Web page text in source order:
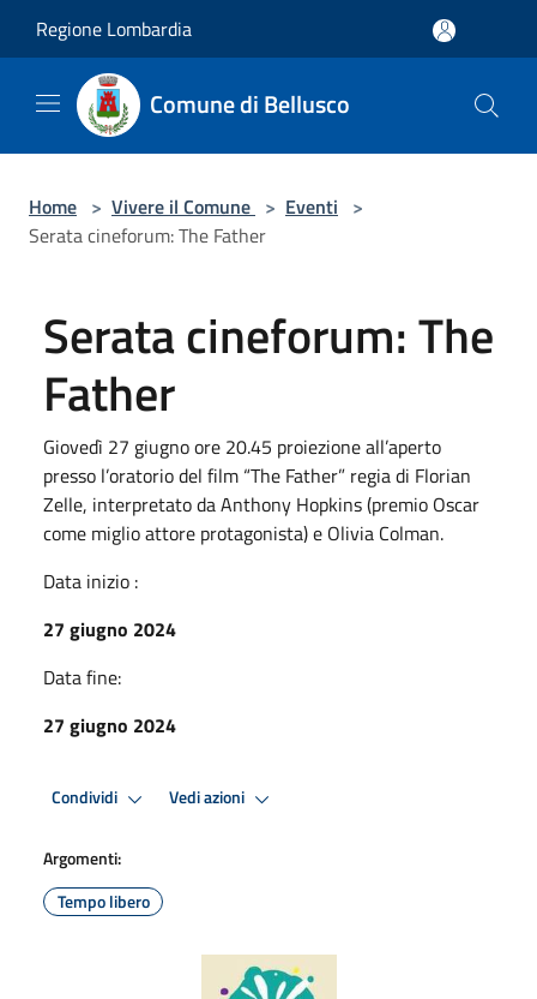
Regione Lombardia
Comune di Bellusco
Home > Vivere il Comune > Eventi >
Serata cineforum: The Father
Serata cineforum: The
Father
Giovedì 27 giugno ore 20.45 proiezione all’aperto
presso l’oratorio del film “The Father” regia di Florian
Zelle, interpretato da Anthony Hopkins (premio Oscar
come miglio attore protagonista) e Olivia Colman.
Data inizio :
27 giugno 2024
Data fine:
27 giugno 2024
Condividi Vedi azioni
Argomenti:
Tempo libero